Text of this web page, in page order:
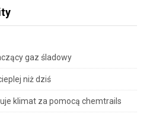
gaz śladowy
niż dziś
klimat za pomocą chemtrails